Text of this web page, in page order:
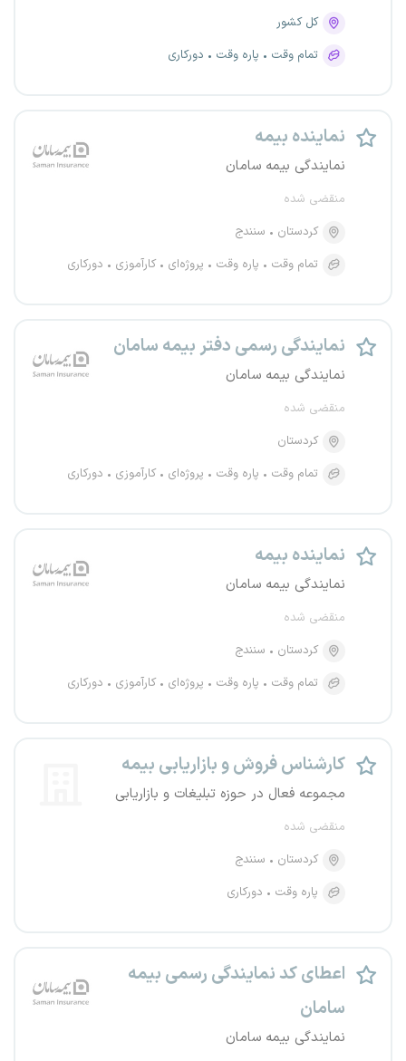
کل کشور
تمام وقت
پاره وقت دورکاری
نماینده بیمه
نمایندگی بیمه سامان
منقضی شده
کردستان
سنندج
تمام وقت
پاره وقت پروژه‌ای کارآموزی دورکاری
نمایندگی رسمی دفتر بیمه سامان
نمایندگی بیمه سامان
منقضی شده
کردستان
تمام وقت
پاره وقت پروژه‌ای کارآموزی دورکاری
نماینده بیمه
نمایندگی بیمه سامان
منقضی شده
کردستان
سنندج
تمام وقت
پاره وقت پروژه‌ای کارآموزی دورکاری
کارشناس فروش و بازاریابی بیمه
مجموعه فعال در حوزه تبلیغات و بازاریابی
منقضی شده
کردستان
سنندج
پاره وقت
دورکاری
اعطای کد نمایندگی رسمی بیمه
سامان
نمایندگی بیمه سامان